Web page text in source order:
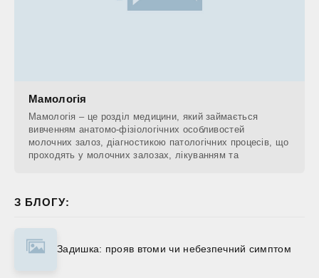
Мамологія
Мамологія – це розділ медицини, який займається
вивченням анатомо-фізіологічних особливостей
молочних залоз, діагностикою патологічних процесів, що
проходять у молочних залозах, лікуванням та
З БЛОГУ:
Задишка: прояв втоми чи небезпечний симптом